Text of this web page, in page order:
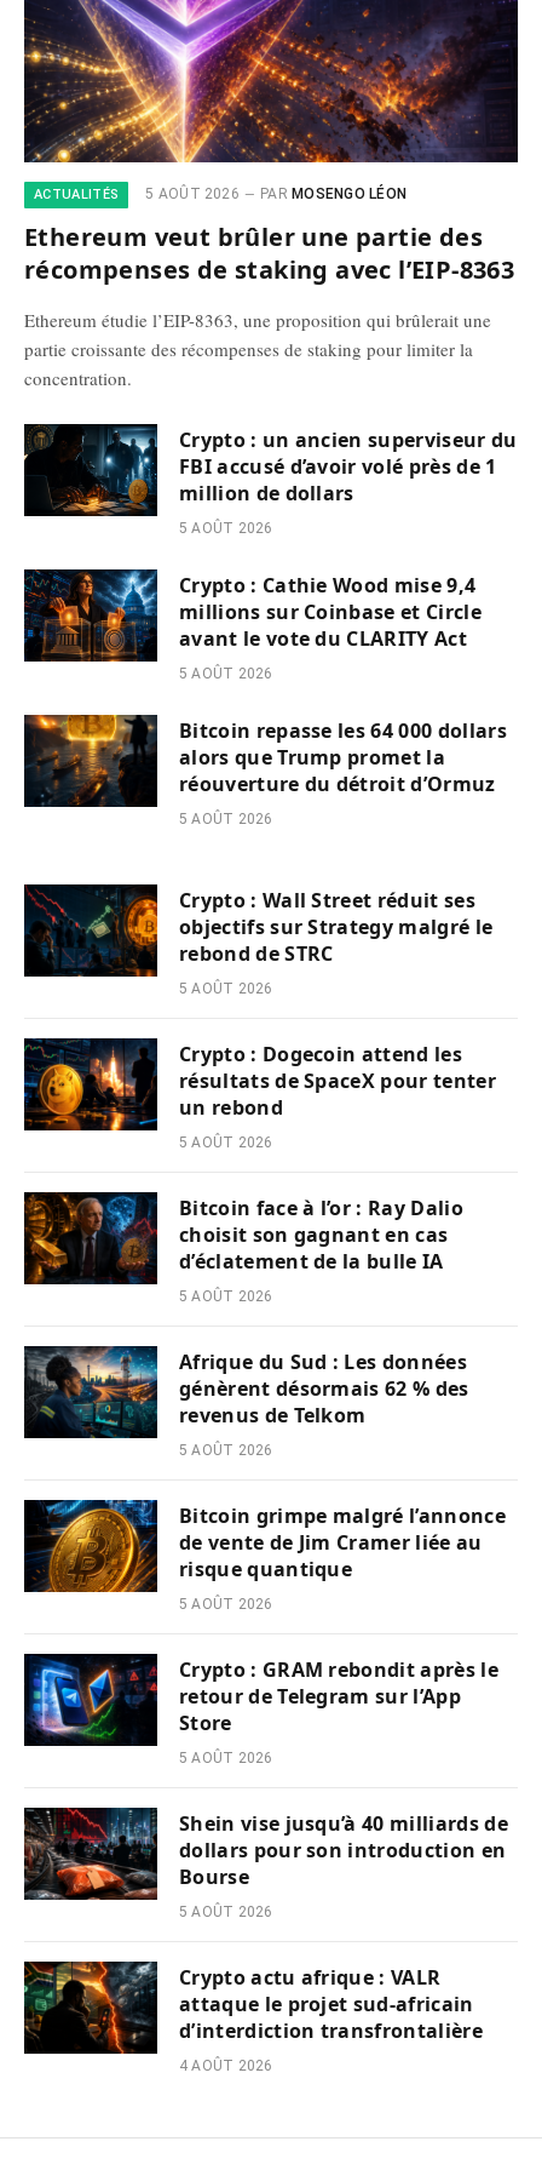
ACTUALITÉS 5 AOÛT 2026 PAR MOSENGO LÉON
Ethereum veut brûler une partie des
récompenses de staking avec l’EIP-8363
Ethereum étudie l’EIP-8363, une proposition qui brûlerait une
partie croissante des récompenses de staking pour limiter la
concentration.
Crypto : un ancien superviseur du
FBI accusé d’avoir volé près de 1
million de dollars
5 AOÛT 2026
Crypto : Cathie Wood mise 9,4
millions sur Coinbase et Circle
avant le vote du CLARITY Act
5 AOÛT 2026
Bitcoin repasse les 64 000 dollars
alors que Trump promet la
réouverture du détroit d’Ormuz
5 AOÛT 2026
Crypto : Wall Street réduit ses
objectifs sur Strategy malgré le
rebond de STRC
5 AOÛT 2026
Crypto : Dogecoin attend les
résultats de SpaceX pour tenter
un rebond
5 AOÛT 2026
Bitcoin face à l’or : Ray Dalio
choisit son gagnant en cas
d’éclatement de la bulle IA
5 AOÛT 2026
Afrique du Sud : Les données
génèrent désormais 62 % des
revenus de Telkom
5 AOÛT 2026
Bitcoin grimpe malgré l’annonce
de vente de Jim Cramer liée au
risque quantique
5 AOÛT 2026
Crypto : GRAM rebondit après le
retour de Telegram sur l’App
Store
5 AOÛT 2026
Shein vise jusqu’à 40 milliards de
dollars pour son introduction en
Bourse
5 AOÛT 2026
Crypto actu afrique : VALR
attaque le projet sud-africain
d’interdiction transfrontalière
4 AOÛT 2026